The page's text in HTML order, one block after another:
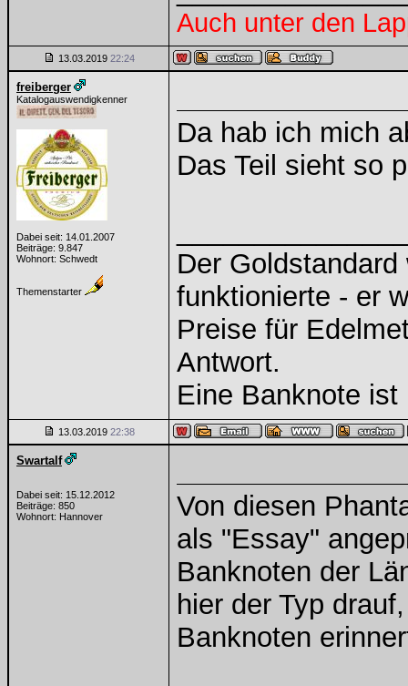
Auch unter den
13.03.2019 22:24
freiberger
Katalogauswendigkenner
Dabei seit: 14.01.2007
Beiträge: 9.847
Wohnort: Schwedt
Themenstarter
Da hab ich mich
Das Teil sieht so
Der
funktionierte - er
Preise für
Antwort.
Eine Banknote
13.03.2019 22:38
Swartalf
Dabei seit: 15.12.2012
Beiträge: 850
Wohnort: Hannover
Von diesen
als "Essay"
Banknoten der
hier der Typ
Banknoten